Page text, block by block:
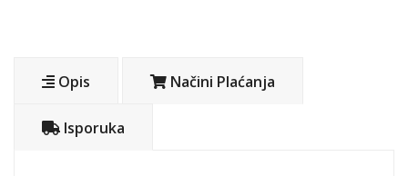
Opis Načini Plaćanja
Isporuka